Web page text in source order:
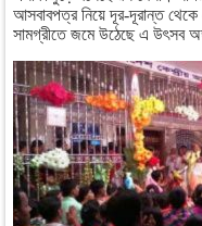
আসবাবপত্র নিয়ে দূর-দূরান্ত থেকে
সামগ্রীতে জমে উঠেছে এ উৎসব